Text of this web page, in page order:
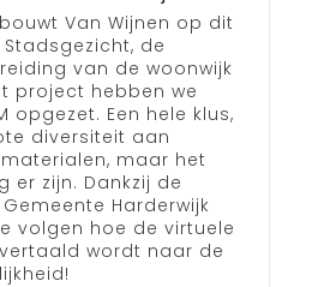
Van Wijnen op dit
de
van de woonwijk
project hebben we
opgezet. Een hele klus,
diversiteit aan
maar het
er zijn. Dankzij de
Harderwijk
volgen hoe de virtuele
wordt naar de